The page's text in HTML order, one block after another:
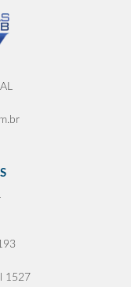
1527